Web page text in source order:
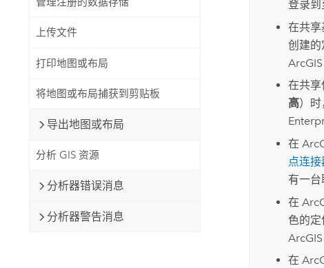
上传文件
打印地图或布局
将地图或布局捕获到剪贴板
导出地图或布局
分析 GIS 资源
分析器错误消息
分析器警告消息
登录
在共享
创建
在共享
高）
在
点连接
有一
在
色的
在